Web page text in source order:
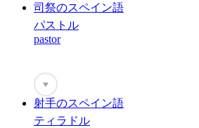
司祭のスペイン語
パストル
pastor
♥
射手のスペイン語
ティラドル